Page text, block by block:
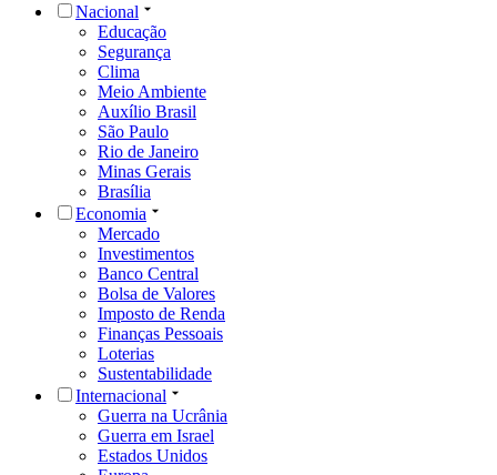
Nacional
Educação
Segurança
Clima
Meio Ambiente
Auxílio Brasil
São Paulo
Rio de Janeiro
Minas Gerais
Brasília
Economia
Mercado
Investimentos
Banco Central
Bolsa de Valores
Imposto de Renda
Finanças Pessoais
Loterias
Sustentabilidade
Internacional
Guerra na Ucrânia
Guerra em Israel
Estados Unidos